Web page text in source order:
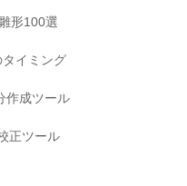
形100選
イミング
作成ツール
正ツール